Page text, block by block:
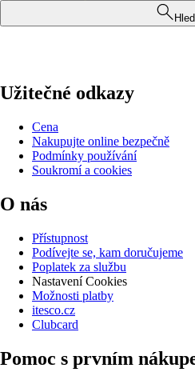
Užitečné odkazy
Cena
Nakupujte online bezpečně
Podmínky používání
Soukromí a cookies
O nás
Přístupnost
Podívejte se, kam doručujeme
Poplatek za službu
Nastavení Cookies
Možnosti platby
itesco.cz
Clubcard
Pomoc s prvním